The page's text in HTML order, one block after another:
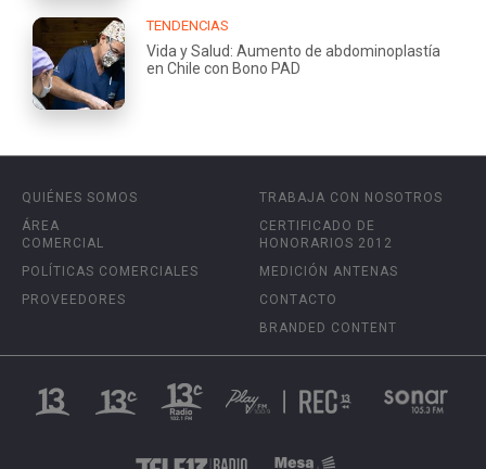
TENDENCIAS
Vida y Salud: Aumento de abdominoplastía
en Chile con Bono PAD
QUIÉNES SOMOS
ÁREA
COMERCIAL
POLÍTICAS COMERCIALES
PROVEEDORES
TRABAJA CON NOSOTROS
CERTIFICADO DE
HONORARIOS 2012
MEDICIÓN ANTENAS
CONTACTO
BRANDED CONTENT